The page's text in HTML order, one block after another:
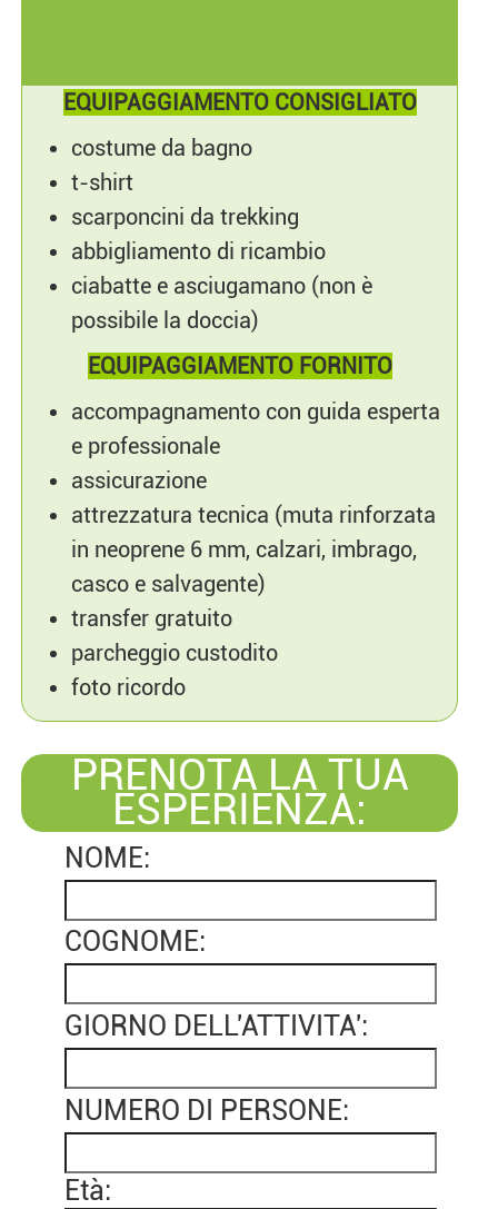
EQUIPAGGIAMENTO CONSIGLIATO
costume da bagno
t-shirt
scarponcini da trekking
abbigliamento di ricambio
ciabatte e asciugamano (non è
possibile la doccia)
EQUIPAGGIAMENTO FORNITO
accompagnamento con guida esperta
e professionale
assicurazione
attrezzatura tecnica (muta rinforzata
in neoprene 6 mm, calzari, imbrago,
casco e salvagente)
transfer gratuito
parcheggio custodito
foto ricordo
PRENOTA LA TUA
ESPERIENZA:
NOME:
COGNOME:
GIORNO DELL'ATTIVITA':
NUMERO DI PERSONE:
Età: